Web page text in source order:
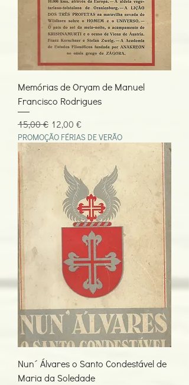
Memórias de Oryam de Manuel
Francisco Rodrigues
Preço normal
15,00 € Preço promocional
12,00 €
PROMOÇÃO FÉRIAS DE VERÃO
Nun´ Álvares o Santo Condestável de
Maria da Soledade